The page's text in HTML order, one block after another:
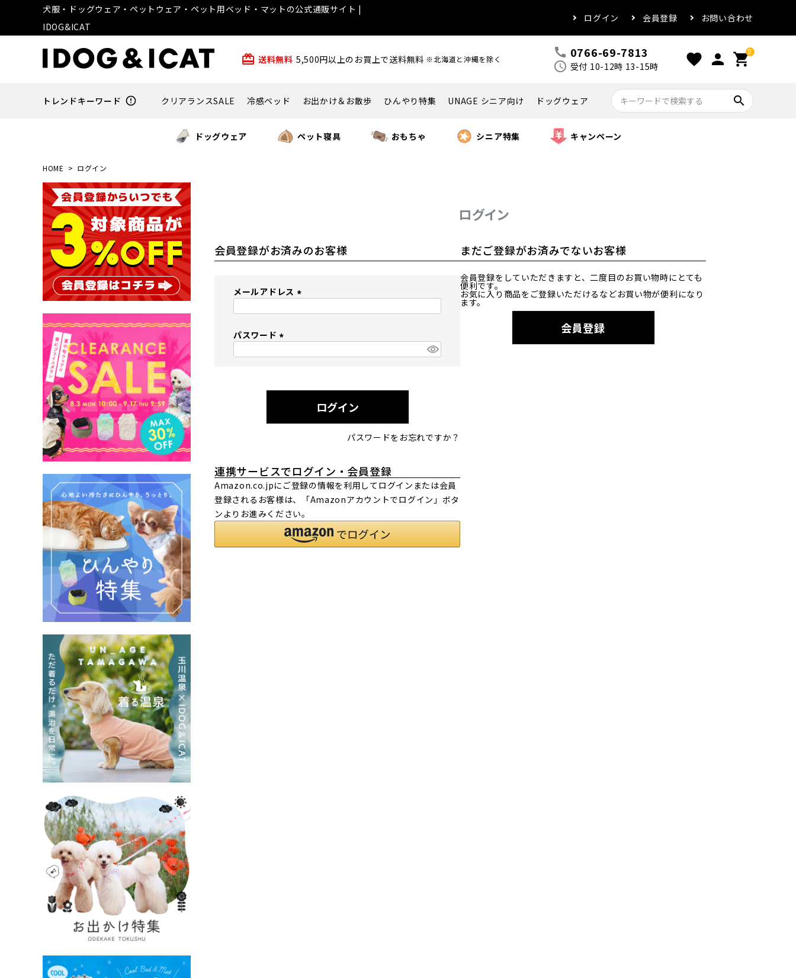
犬服・ドッグウェア・ペットウェア・ペット用ベッド・マットの公式通販サイト |
IDOG&ICAT
ログイン 会員登録 お問い合わせ
card_giftcard 送料無料 5,500円以上のお買上で送料無料 ※北海道と沖縄を除く call 0766-69-7813
schedule 受付 10-12時 13-15時 favorite person 0
shopping_cart
トレンドキーワード error_outline クリアランスSALE 冷感ベッド お出かけ＆お散歩 ひんやり特集 UNAGE シニア向け ドッグウェア search
ドッグウェア ペット寝具 おもちゃ シニア特集 キャンペーン
HOME ログイン
ログイン
会員登録がお済みのお客様
メールアドレス
パスワード
)
ログイン
パスワードをお忘れですか？
連携サービスでログイン・会員登録
Amazon.co.jpにご登録の情報を利用してログインまたは会員
登録されるお客様は、「Amazonアカウントでログイン」ボタ
ンよりお進みください。
まだご登録がお済みでないお客様
会員登録をしていただきますと、二度目のお買い物時にとても
便利です。
お気に入り商品をご登録いただけるなどお買い物が便利になり
ます。
会員登録